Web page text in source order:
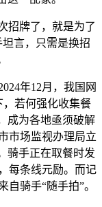
牌了，就是为了
言，只需是换招
年12月，我国网
，若何强化收集餐
成为各地亟须破解
市场监视办理局立
骑手正在取餐时发
每条线元励。而记
骑手“随手拍”。